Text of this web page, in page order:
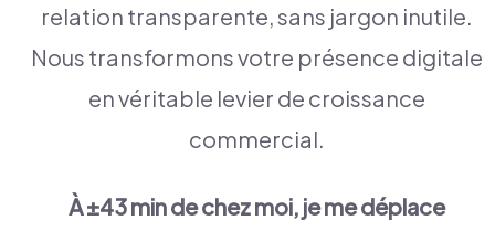
relation transparente, sans jargon inutile.
Nous transformons votre présence digitale
en véritable levier de croissance
commercial.
À ±43 min de chez moi, je me déplace